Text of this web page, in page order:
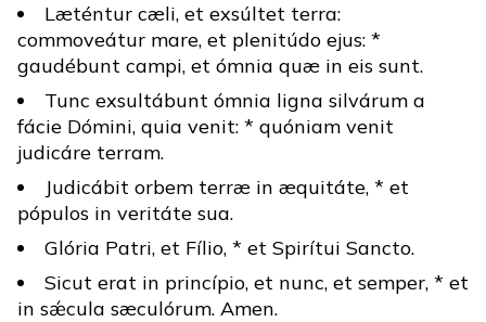
Læténtur cæli, et exsúltet terra:
commoveátur mare, et plenitúdo ejus: *
gaudébunt campi, et ómnia quæ in eis sunt.
Tunc exsultábunt ómnia ligna silvárum a
fácie Dómini, quia venit: * quóniam venit
judicáre terram.
Judicábit orbem terræ in æquitáte, * et
pópulos in veritáte sua.
Glória Patri, et Fílio, * et Spirítui Sancto.
Sicut erat in princípio, et nunc, et semper, * et
in sǽcula sæculórum. Amen.